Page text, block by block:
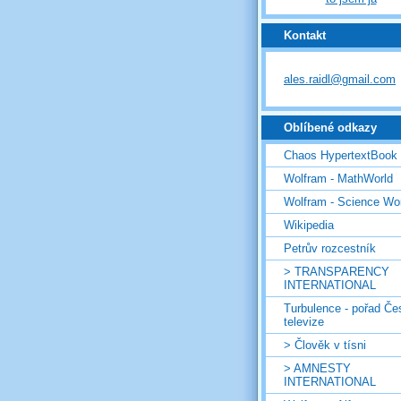
Kontakt
ales.raidl@gmail.com
Oblíbené odkazy
Chaos HypertextBook
Wolfram - MathWorld
Wolfram - Science
Wikipedia
Petrův rozcestník
> TRANSPARENCY
INTERNATIONAL
Turbulence - pořad
televize
> Člověk v tísni
> AMNESTY
INTERNATIONAL